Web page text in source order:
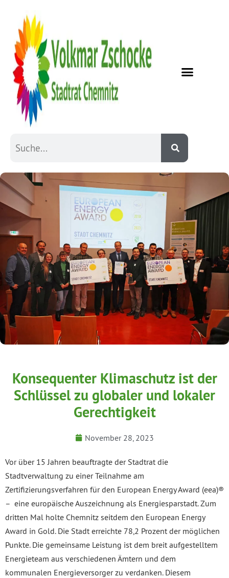
Konsequenter Klimaschutz ist der
Schlüssel zu globaler und lokaler
Gerechtigkeit
November 28, 2023
Vor über 15 Jahren beauftragte der Stadtrat die
Stadtverwaltung zu einer Teilnahme am
Zertifizierungsverfahren für den European Energy Award (eea)®
– eine europäische Auszeichnung als Energiesparstadt. Zum
dritten Mal holte Chemnitz seitdem den European Energy
Award in Gold. Die Stadt erreichte 78,2 Prozent der möglichen
Punkte. Die gemeinsame Leistung ist dem breit aufgestelltem
Energieteam aus verschiedenen Ämtern und dem
kommunalen Energieversorger zu verdanken. Diesem